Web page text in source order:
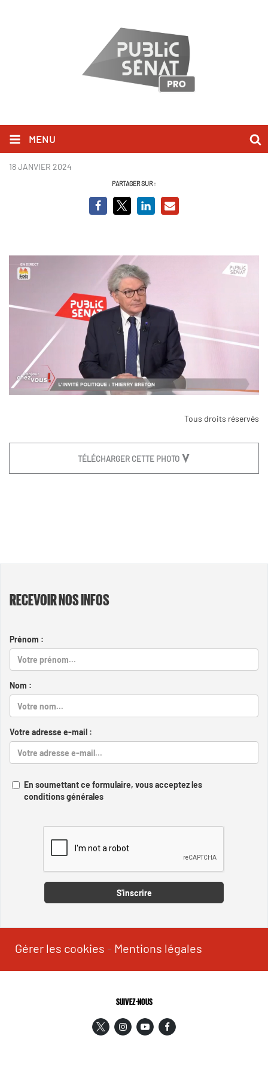
MENU
thierry breton.png
18 JANVIER 2024
PARTAGER SUR :
Tous droits réservés
TÉLÉCHARGER CETTE PHOTO
RECEVOIR NOS INFOS
Prénom :
Nom :
Votre adresse e-mail :
En soumettant ce formulaire, vous acceptez les
conditions générales
S'inscrire
Gérer les cookies - Mentions légales
SUIVEZ-NOUS